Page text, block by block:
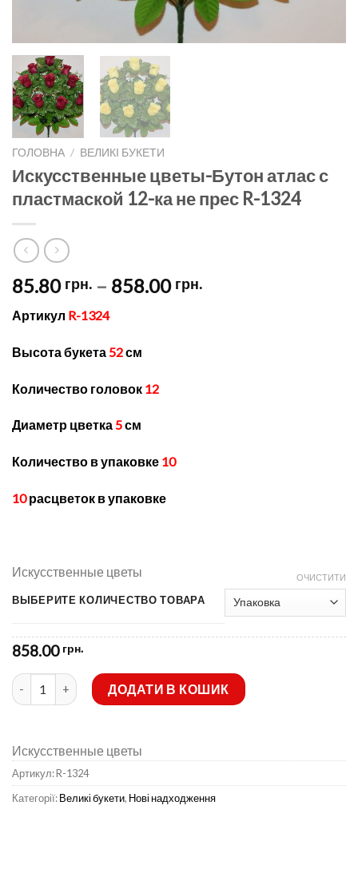
ГОЛОВНА / ВЕЛИКІ БУКЕТИ
Искусственные цветы-Бутон атлас с
пластмаской 12-ка не прес R-1324
85.80 грн. – 858.00 грн.Price
Артикул R-1324
Высота букета 52см
Количество головок 12
Диаметр цветка5см
Количество в упаковке 10
10 расцветок в упаковке
Искусственные цветы
ВЫБЕРИТЕ КОЛИЧЕСТВО ТОВАРА
ОЧИСТИТИ
858.00 грн.
Искусственные цветы-Бутон атлас с пластмаской 12-ка не
ДОДАТИ В КОШИК
Искусственные цветы
Артикул:R-1324
Категорії:Великі букети, Нові надходження